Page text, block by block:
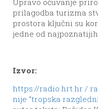
Upravo očuvanje
prilagodba turizma
prostora ključni su
jedne od
Izvor:
https://radio.hrt.hr /
nije “tropska